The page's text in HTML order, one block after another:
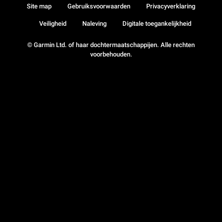
© Garmin Ltd. of haar dochtermaatschappijen. Alle rechten
voorbehouden.
Site map Gebruiksvoorwaarden Privacyverklaring
Veiligheid Naleving Digitale toegankelijkheid